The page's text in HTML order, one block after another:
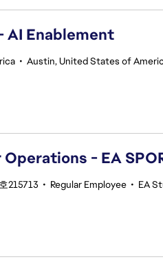
Enablement
• Austin, United States of
- EA
215713 • Regular Employee • EA